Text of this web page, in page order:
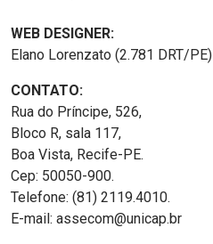
WEB DESIGNER:
Elano Lorenzato (2.781 DRT/PE)
CONTATO:
Rua do Príncipe, 526,
Bloco R, sala 117,
Boa Vista, Recife-PE.
Cep: 50050-900.
Telefone: (81) 2119.4010.
E-mail: assecom@unicap.br